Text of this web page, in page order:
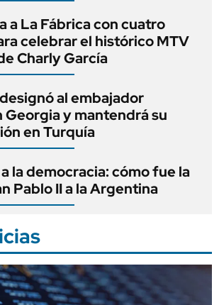
a La Fábrica con cuatro
celebrar el histórico MTV
Charly García
al embajador
y mantendrá su
en Turquía
la democracia: cómo fue la
Pablo II a la Argentina